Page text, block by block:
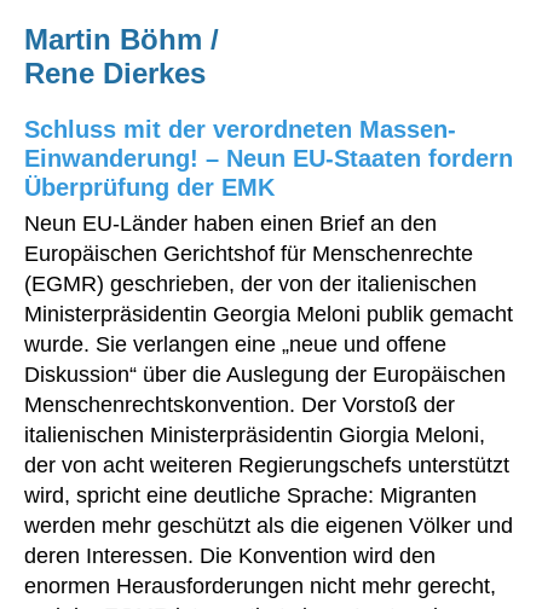
Martin Böhm /
Rene Dierkes
Schluss mit der verordneten Massen-
Einwanderung! – Neun EU-Staaten fordern
Überprüfung der EMK
Neun EU-Länder haben einen Brief an den
Europäischen Gerichtshof für Menschenrechte
(EGMR) geschrieben, der von der italienischen
Ministerpräsidentin Georgia Meloni publik gemacht
wurde. Sie verlangen eine „neue und offene
Diskussion“ über die Auslegung der Europäischen
Menschenrechtskonvention. Der Vorstoß der
italienischen Ministerpräsidentin Giorgia Meloni,
der von acht weiteren Regierungschefs unterstützt
wird, spricht eine deutliche Sprache: Migranten
werden mehr geschützt als die eigenen Völker und
deren Interessen. Die Konvention wird den
enormen Herausforderungen nicht mehr gerecht,